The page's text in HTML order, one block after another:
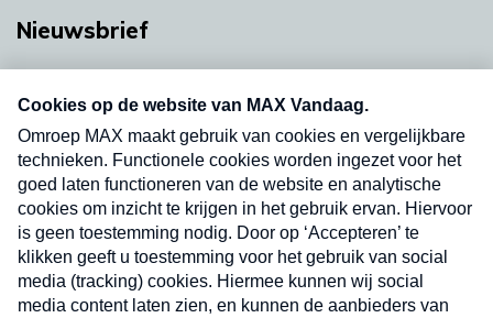
Nieuwsbrief
nieuwsbrief. Elke vrijdag- en dinsdagochtend in
uw mailbox.
Verzend